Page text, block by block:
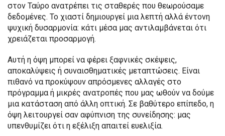
στον Ταύρο ανατρέπει τις σταθερές που θεωρούσαμε
δεδομένες. Το χιαστί δημιουργεί μια λεπτή αλλά έντονη
ψυχική δυσαρμονία: κάτι μέσα μας αντιλαμβάνεται ότι
χρειάζεται προσαρμογή.
Αυτή η όψη μπορεί να φέρει ξαφνικές σκέψεις,
αποκαλύψεις ή συναισθηματικές μεταπτώσεις. Είναι
πιθανό να προκύψουν απρόσμενες αλλαγές στο
πρόγραμμα ή μικρές ανατροπές που μας ωθούν να δούμε
μια κατάσταση από άλλη οπτική. Σε βαθύτερο επίπεδο, η
όψη λειτουργεί σαν αφύπνιση της συνείδησης: μας
υπενθυμίζει ότι η εξέλιξη απαιτεί ευελιξία.